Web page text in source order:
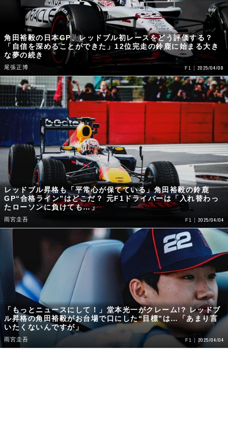
角田裕毅の日本GP、レッドブル初レースをどう評価する？
「自信を深めることができた」12位完走の鈴鹿に始まる大き
な夢の続き
尾張正博 F1 2025/04/08
レッドブル昇格も「平常心が保てている」角田裕毅の鈴鹿
GP“合格ライン”はどこだ？ 元F1ドライバーは「入れ替わっ
たローソンに負けても…」
雨宮圭吾 F1 2025/04/04
「もっとニュースにして！」堂本光一がクレーム!? レッドブ
ル昇格の角田裕毅がお台場で口にした“目標”は…「あまり言
いたくないんですが」
雨宮圭吾 F1 2025/04/04